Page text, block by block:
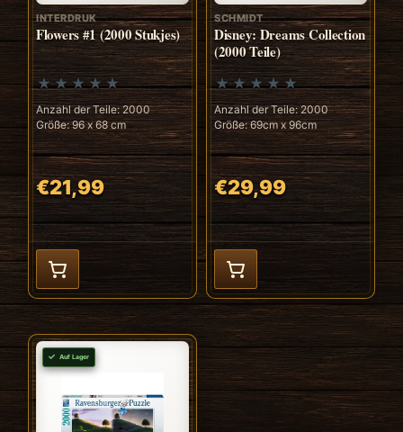
INTERDRUK
Flowers #1 (2000 Stukjes)
Anzahl der Teile: 2000
Größe: 96 x 68 cm
€21,99
SCHMIDT
Disney: Dreams Collection
(2000 Teile)
Anzahl der Teile: 2000
Größe: 69cm x 96cm
€29,99
Auf Lager